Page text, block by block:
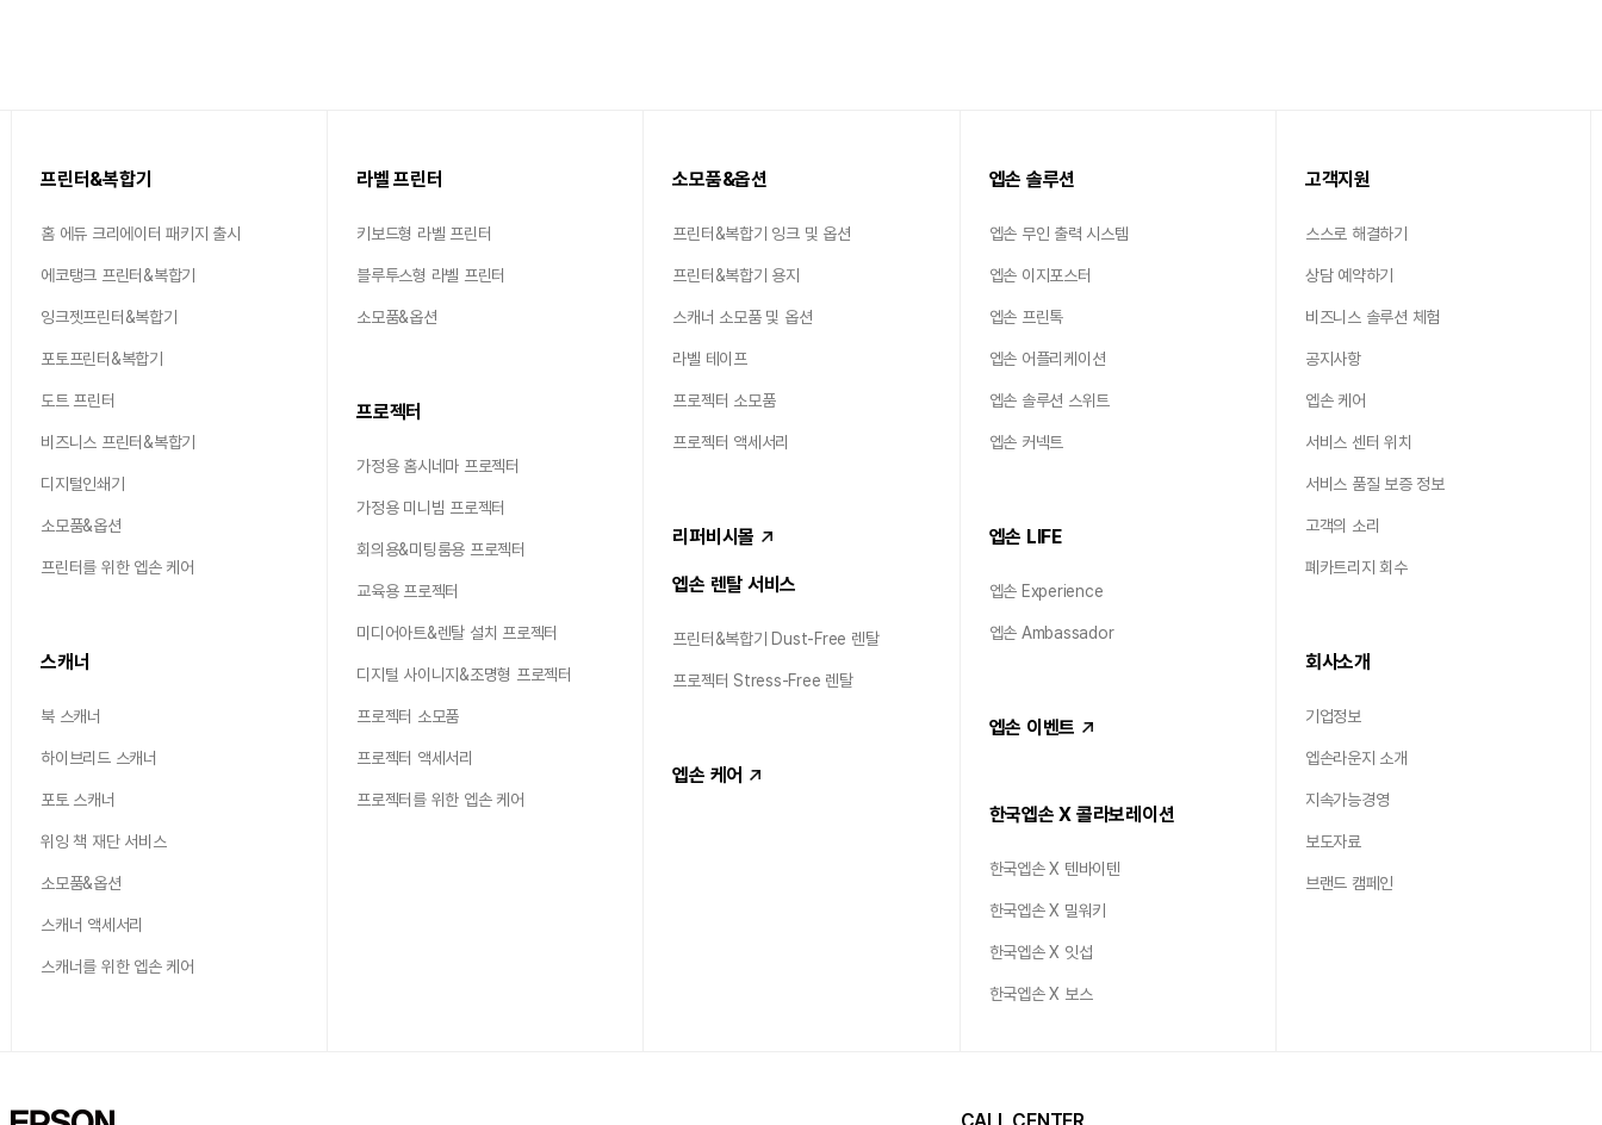
프린터&복합기
홈 에듀 크리에이터 패키지 출시
에코탱크 프린터&복합기
잉크젯프린터&복합기
포토프린터&복합기
도트 프린터
비즈니스 프린터&복합기
디지털인쇄기
소모품&옵션
프린터를 위한 엡손 케어
스캐너
북 스캐너
하이브리드 스캐너
포토 스캐너
위잉 책 재단 서비스
소모품&옵션
스캐너 액세서리
스캐너를 위한 엡손 케어
라벨 프린터
키보드형 라벨 프린터
블루투스형 라벨 프린터
소모품&옵션
프로젝터
가정용 홈시네마 프로젝터
가정용 미니빔 프로젝터
회의용&미팅룸용 프로젝터
교육용 프로젝터
미디어아트&렌탈 설치 프로젝터
디지털 사이니지&조명형 프로젝터
프로젝터 소모품
프로젝터 액세서리
프로젝터를 위한 엡손 케어
소모품&옵션
프린터&복합기 잉크 및 옵션
프린터&복합기 용지
스캐너 소모품 및 옵션
라벨 테이프
프로젝터 소모품
프로젝터 액세서리
리퍼비시몰
엡손 렌탈 서비스
프린터&복합기 Dust-Free 렌탈
프로젝터 Stress-Free 렌탈
엡손 케어
엡손 솔루션
엡손 무인 출력 시스템
엡손 이지포스터
엡손 프린톡
엡손 어플리케이션
엡손 솔루션 스위트
엡손 커넥트
엡손 LIFE
엡손 Experience
엡손 Ambassador
엡손 이벤트
한국엡손 X 콜라보레이션
한국엡손 X 텐바이텐
한국엡손 X 밀워키
한국엡손 X 잇섭
한국엡손 X 보스
고객지원
스스로 해결하기
상담 예약하기
비즈니스 솔루션 체험
공지사항
엡손 케어
서비스 센터 위치
서비스 품질 보증 정보
고객의 소리
폐카트리지 회수
회사소개
기업정보
엡손라운지 소개
지속가능경영
보도자료
브랜드 캠페인